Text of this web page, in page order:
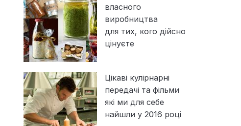
власного
виробництва
для тих, кого дійсно
цінуєте
Цікаві кулірнарні
передачі та фільми
які ми для себе
найшли у 2016 році